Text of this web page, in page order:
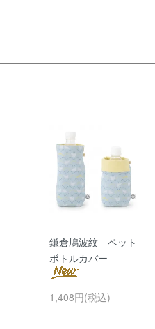
鎌倉鳩波紋 ペット
ボトルカバー
1,408円(税込)